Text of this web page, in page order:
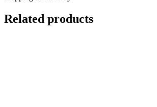
Related products